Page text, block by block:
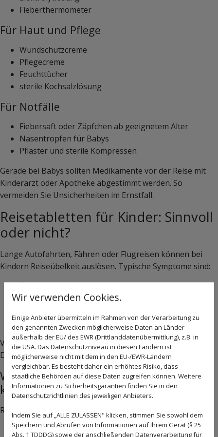
Fieberthermometer
Für Haut und Pflege
Wundschutzcreme
Pflegecreme
Feuchttücher
sterile Kochsalzlösung
Für Notfälle
Fiebersaft oder Zäpfchen ab geeignetem Alter
Nasentropfen für Babys
Pflaster und sterile Kompressen
Gerade bei Babys sollten Medikamente vor der Reise mit
Kinderarzt oder Apotheke abgestimmt werden. So
vermeiden Sie Unsicherheiten im Ernstfall.
Reisetabletten für Kinder: Sinnvoll
oder nicht?
Lange Autofahrten, Fähren oder Flugreisen können bei
Kindern Reiseübelkeit auslösen. Typische Symptome sind:
Schwindel
Bauchschmerzen
Viele Eltern greifen deshalb zu Reisetabletten für Kinder.
Doch nicht jedes Mittel eignet sich für jedes Alter.
Wann Reisetabletten für Kinder helfen
können
Reisetabletten können sinnvoll sein:
bei bekannten Problemen mit Reiseübelkeit
Wir verwenden Cookies.
Einige Anbieter übermitteln im Rahmen von der Verarbeitung zu
den genannten Zwecken möglicherweise Daten an Länder
außerhalb der EU/ des EWR (Drittlanddatenübermittlung), z.B. in
die USA. Das Datenschutzniveau in diesen Ländern ist
möglicherweise nicht mit dem in den EU-/EWR-Ländern
vergleichbar. Es besteht daher ein erhöhtes Risiko, dass
staatliche Behörden auf diese Daten zugreifen können. Weitere
Informationen zu Sicherheitsgarantien finden Sie in den
Datenschutzrichtlinien des jeweiligen Anbieters.
Indem Sie auf „ALLE ZULASSEN" klicken, stimmen Sie sowohl dem
Speichern und Abrufen von Informationen auf Ihrem Gerät (§ 25
Abs. 1 TDDDG) sowie der anschließenden Datenverarbeitung für